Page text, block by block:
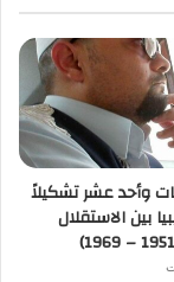
وأحد عشر تشكيلاً
بين الاستقلال